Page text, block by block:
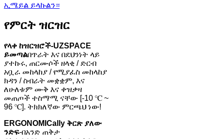
ኢሜይል ይላኩልን።
የምርት ዝርዝር
የላቀ ከዝርዝሮች-UZSPACE
ይመጣልበጥራት እና በደህንነት ላይ
ያተኩሩ, ጠርሙሶች ዘላቂ / ድርብ
አቧራ መከላከያ / የሚያፈስ መከላከያ
ክዳን / ስብራት መቋቋም, እና
ለሁለቱም ሙቅ እና ቀዝቃዛ
መጠጦች ተስማሚ ናቸው [-10 ℃ ~
96 ℃]. ትክክለኛው ምርጫህ ነው!
ERGONOMICally ቅርጽ ያለው
ንድፍ-በአንድ ጠቅታ